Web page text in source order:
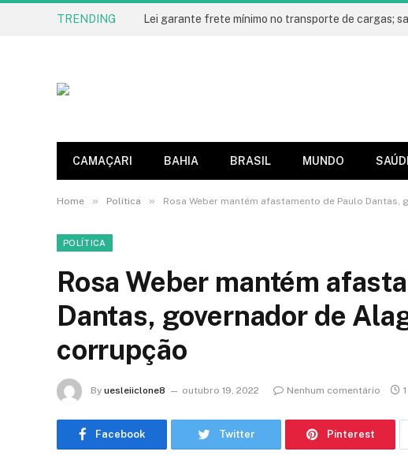
TRENDING Lei garante frete mínimo no transporte de cargas;
CAMAÇARI BAHIA BRASIL MUNDO
Home » Política » Rosa Weber mantém afastamento de Paulo
POLÍTICA
Rosa Weber mantém
Dantas, governador de
corrupção
By uesleiiclone8 outubro 19, 2022 Nenhum comentário
Facebook Twitter Pinterest